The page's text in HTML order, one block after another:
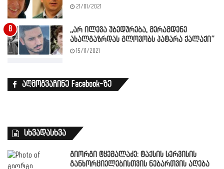
21/01/2021
,,არ ილევა უბედურება, მერამდენე
ახალგაზრდას გლოვობს პატარა ქალაქი”
15/11/2021
აღმოგვაჩინე Facebook-ზე
სხვადასხვა
გიორგი ტყემალაძე: ტაქსის სერვისის
განხორციელებისთვის ნებართვის აღება